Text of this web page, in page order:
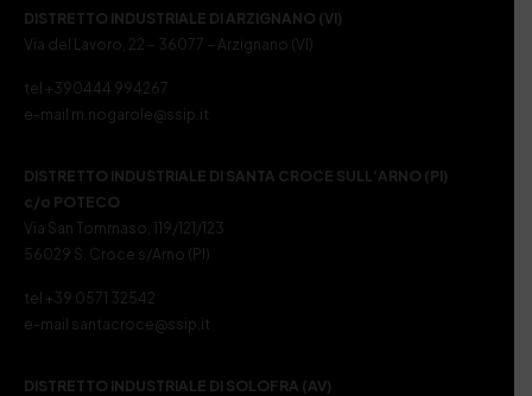
DISTRETTO INDUSTRIALE DI ARZIGNANO (VI)
Via del Lavoro, 22 – 36077 – Arzignano (VI)
tel +390444 994267
e-mail m.nogarole@ssip.it
DISTRETTO INDUSTRIALE DI SANTA CROCE SULL’ARNO (PI)
c/o POTECO
Via San Tommaso, 119/121/123
56029 S. Croce s/Arno (PI)
tel +39 0571 32542
e-mail santacroce@ssip.it
DISTRETTO INDUSTRIALE DI SOLOFRA (AV)